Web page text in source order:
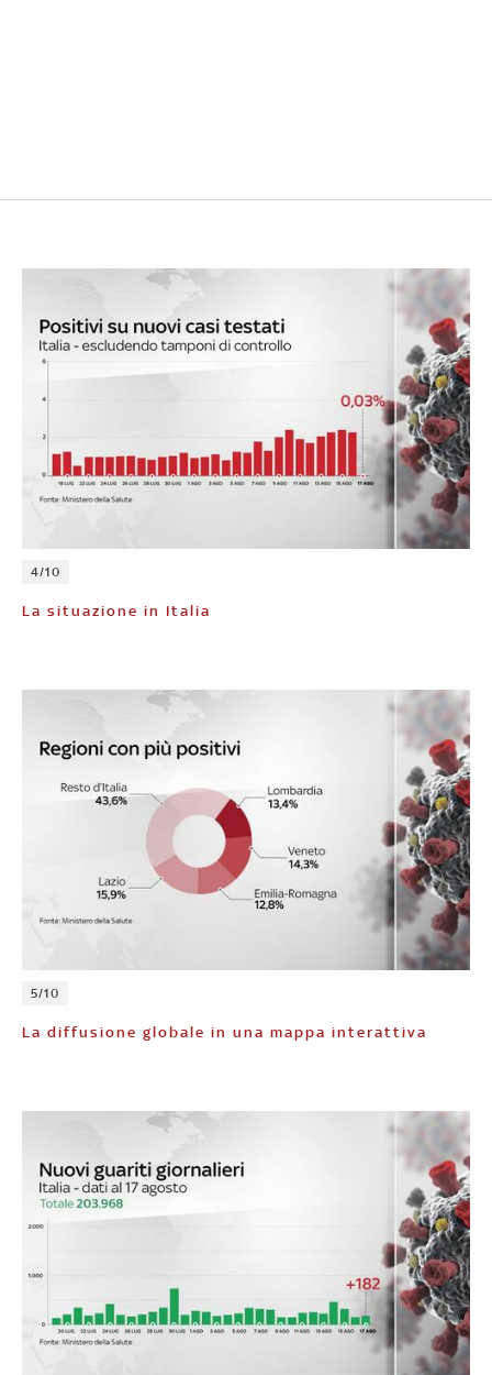
4/10
La situazione in Italia
5/10
La diffusione globale in una mappa interattiva